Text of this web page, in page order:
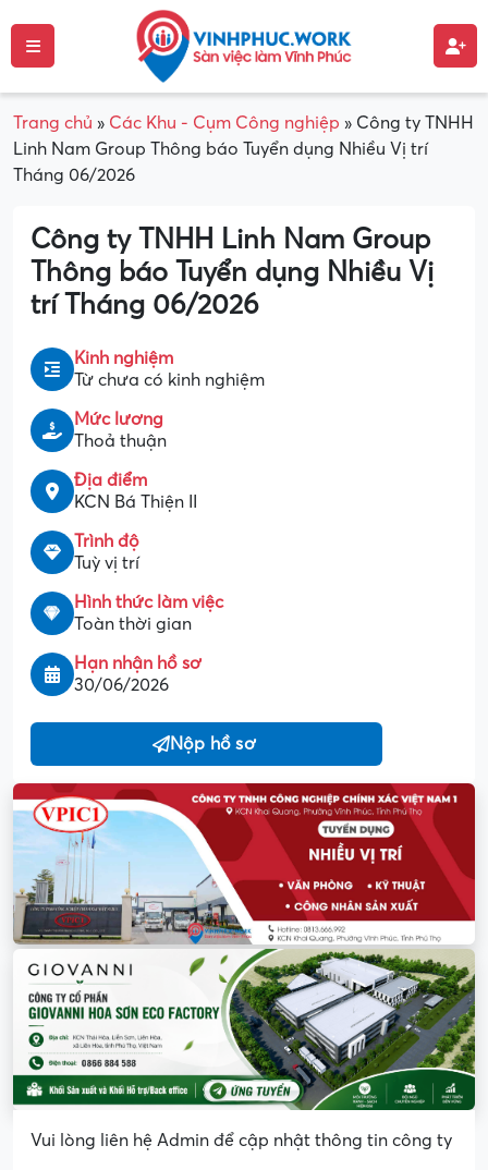
Trang chủ » Các Khu - Cụm Công nghiệp » Công ty TNHH
Linh Nam Group Thông báo Tuyển dụng Nhiều Vị trí
Tháng 06/2026
Công ty TNHH Linh Nam Group
Thông báo Tuyển dụng Nhiều Vị
trí Tháng 06/2026
Kinh nghiệm
Từ chưa có kinh nghiệm
Mức lương
Thoả thuận
Địa điểm
KCN Bá Thiện II
Trình độ
Tuỳ vị trí
Hình thức làm việc
Toàn thời gian
Hạn nhận hồ sơ
30/06/2026
Nộp hồ sơ
Vui lòng liên hệ Admin để cập nhật thông tin công ty